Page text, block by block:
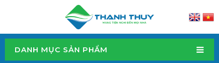
DANH MỤC SẢN PHẨM